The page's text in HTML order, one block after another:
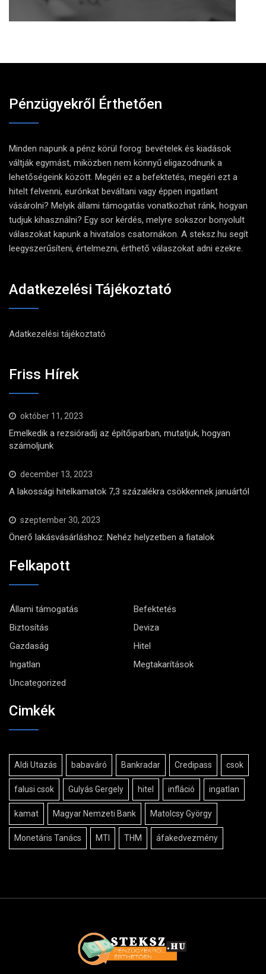
Pénzügyekről Érthetően
Minden napunk a pénz körül forog: bevételek és kiadások
váltják egymást, miközben nem könnyű eligazodnunk a
lehetőségeink között. Megéri ez a befektetés, megéri ezt a
hitelt felvenni, eurónkat beváltani vagy éppen ingatlant
vásárolni? Melyik állami támogatás vonatkozhat ránk, hogyan
tudjuk kihasználni? Egy sor kérdés, melyre sokszor bonyolult
válaszokat kapunk a hivatalos csatornákon. A steksz.hu segít
leegyszerűsíteni, értelmezni, érthető válaszokat adni ezekre.
Adatkezelési Tájékoztató
Adatkezelési tájékoztató
Friss Hírek
október 11, 2023
Emelkedik a rezsióradíj az építőiparban, mutatjuk, hogyan
számoljunk
december 13, 2023
A lakossági hitelkamatok 7,3 százalékra csökkennek januártól
szeptember 30, 2023
Önerő lakásvásárláshoz: Nehéz helyzetben a fiatalok
Felkapott
Állami támogatás
Befektetés
Biztosítás
Deviza
Gazdaság
Hitel
Ingatlan
Megtakarítások
Uncategorized
Cimkék
Aldi Utazás babaváró Bankradar Credipass csok
falusi csok Gulyás Gergely hitel infláció ingatlan
kamat Magyar Nemzeti Bank Matolcsy György
Monetáris Tanács MTI THM áfakedvezmény